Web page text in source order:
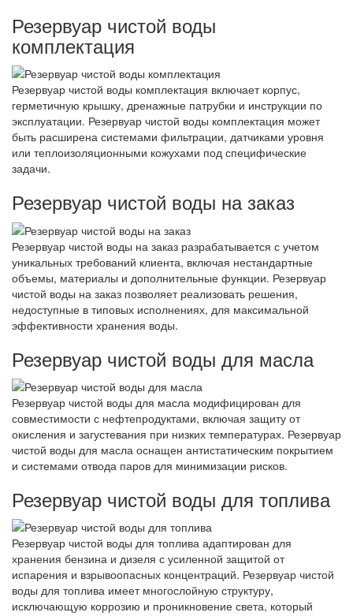
Резервуар чистой воды
комплектация
Резервуар чистой воды комплектация включает корпус,
герметичную крышку, дренажные патрубки и инструкции по
эксплуатации. Резервуар чистой воды комплектация может
быть расширена системами фильтрации, датчиками уровня
или теплоизоляционными кожухами под специфические
задачи.
Резервуар чистой воды на заказ
Резервуар чистой воды на заказ разрабатывается с учетом
уникальных требований клиента, включая нестандартные
объемы, материалы и дополнительные функции. Резервуар
чистой воды на заказ позволяет реализовать решения,
недоступные в типовых исполнениях, для максимальной
эффективности хранения воды.
Резервуар чистой воды для масла
Резервуар чистой воды для масла модифицирован для
совместимости с нефтепродуктами, включая защиту от
окисления и загустевания при низких температурах. Резервуар
чистой воды для масла оснащен антистатическим покрытием
и системами отвода паров для минимизации рисков.
Резервуар чистой воды для топлива
Резервуар чистой воды для топлива адаптирован для
хранения бензина и дизеля с усиленной защитой от
испарения и взрывоопасных концентраций. Резервуар чистой
воды для топлива имеет многослойную структуру,
исключающую коррозию и проникновение света, который